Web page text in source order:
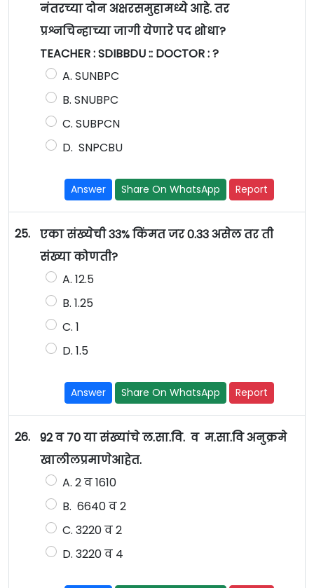
नंतरच्या दोन अक्षरसमुहामध्ये आहे. तर
प्रश्नचिन्हाच्या जागी येणारे पद शोधा?
TEACHER : SDIBBDU :: DOCTOR : ?
A. SUNBPC
B. SNUBPC
C. SUBPCN
D. SNPCBU
Answer Share On WhatsApp Report
25.
एका संख्येची 33% किंमत जर 0.33 असेल तर ती
संख्या कोणती?
A. 12.5
B. 1.25
C. 1
D. 1.5
Answer Share On WhatsApp Report
26.
92 व 70 या संख्यांचे ल.सा.वि. व म.सा.वि अनुक्रमे
खालीलप्रमाणेआहेत.
A. 2 व 1610
B. 6640 व 2
C. 3220 व 2
D. 3220 व 4